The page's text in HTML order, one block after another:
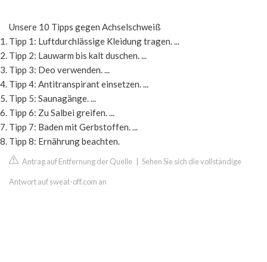
Unsere 10 Tipps gegen Achselschweiß
Tipp 1: Luftdurchlässige Kleidung tragen. ...
Tipp 2: Lauwarm bis kalt duschen. ...
Tipp 3: Deo verwenden. ...
Tipp 4: Antitranspirant einsetzen. ...
Tipp 5: Saunagänge. ...
Tipp 6: Zu Salbei greifen. ...
Tipp 7: Baden mit Gerbstoffen. ...
Tipp 8: Ernährung beachten.
Antrag auf Entfernung der Quelle Sehen Sie sich die vollständige
Antwort auf sweat-off.com an